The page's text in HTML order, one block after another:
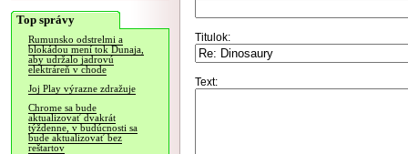
Top správy
Rumunsko odstrelmi a
blokádou mení tok Dunaja,
aby udržalo jadrovú
elektráreň v chode
Joj Play výrazne zdražuje
Chrome sa bude
aktualizovať dvakrát
týždenne, v budúcnosti sa
bude aktualizovať bez
reštartov
Titulok:
Text: